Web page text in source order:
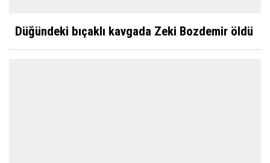
Düğündeki bıçaklı kavgada Zeki Bozdemir öldü